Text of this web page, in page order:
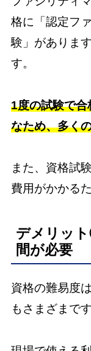
格に「認定フ
験」がありま
す。
1度の試験で合
なため、多く
また、資格試
費用がかかる
デメリッ
間が必要
資格の難易度
もさまざまです